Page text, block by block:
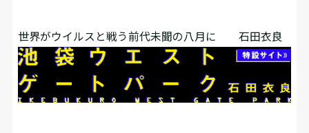
世界がウイルスと戦う前代未聞の八月に 石田衣良